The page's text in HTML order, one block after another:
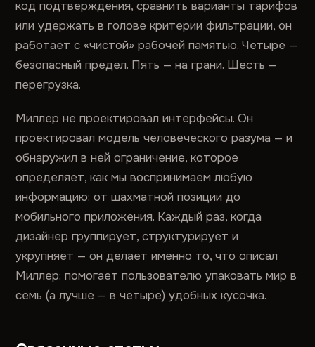
код подтверждения, сравнить варианты тарифов
или удержать в голове критерии фильтрации, он
работает с «чистой» рабочей памятью. Четыре —
безопасный предел. Пять — на грани. Шесть —
перегрузка.
Миллер не проектировал интерфейсы. Он
проектировал модель человеческого разума — и
обнаружил в ней ограничение, которое
определяет, как мы воспринимаем любую
информацию: от шахматной позиции до
мобильного приложения. Каждый раз, когда
дизайнер группирует, структурирует и
укрупняет — он делает именно то, что описал
Миллер: помогает пользователю упаковать мир в
семь (а лучше — в четыре) удобных кусочка.